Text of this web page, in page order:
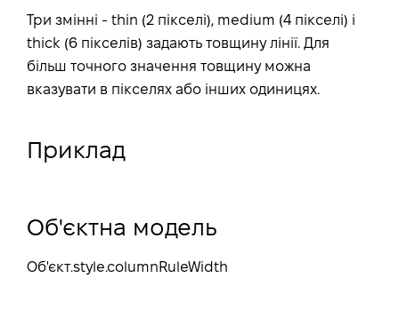
Три змінні - thin (2 пікселі), medium (4 пікселі) і
thick (6 пікселів) задають товщину лінії. Для
більш точного значення товщину можна
вказувати в пікселях або інших одиницях.
Приклад
Об'єктна модель
Об'єкт.style.columnRuleWidth